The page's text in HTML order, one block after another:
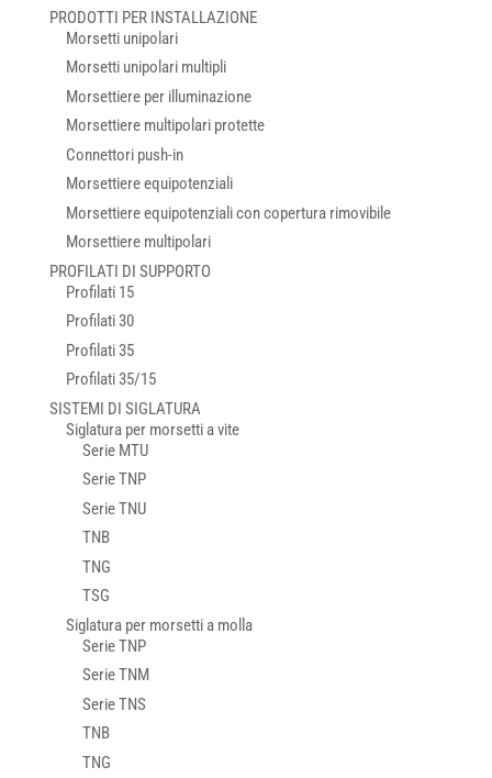
PRODOTTI PER INSTALLAZIONE
Morsetti unipolari
Morsetti unipolari multipli
Morsettiere per illuminazione
Morsettiere multipolari protette
Connettori push-in
Morsettiere equipotenziali
Morsettiere equipotenziali con copertura rimovibile
Morsettiere multipolari
PROFILATI DI SUPPORTO
Profilati 15
Profilati 30
Profilati 35
Profilati 35/15
SISTEMI DI SIGLATURA
Siglatura per morsetti a vite
Serie MTU
Serie TNP
Serie TNU
TNB
TNG
TSG
Siglatura per morsetti a molla
Serie TNP
Serie TNM
Serie TNS
TNB
TNG